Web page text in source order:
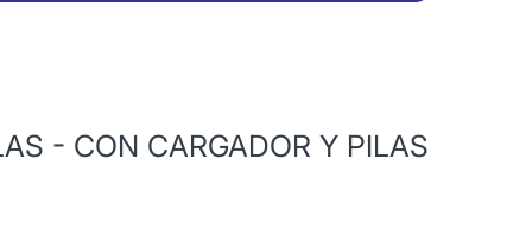
- CON CARGADOR Y PILAS